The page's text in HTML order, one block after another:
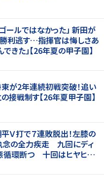
ールではなかった」 新田が
利逃す…指揮官は悔しさあ
きた」【26年夏の甲子園】
が2年連続初戦突破！追い
接戦制す【26年夏甲子園】
Ｖ打で７連敗脱出！左膝の
念の全力疾走 九回にディ
循環断つ 十回はヒヤヒヤ